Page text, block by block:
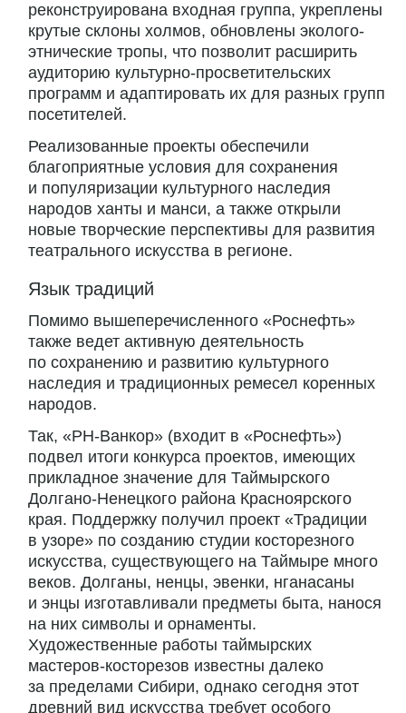
реконструирована входная группа, укреплены
крутые склоны холмов, обновлены эколого-
этнические тропы, что позволит расширить
аудиторию культурно-просветительских
программ и адаптировать их для разных групп
посетителей.
Реализованные проекты обеспечили
благоприятные условия для сохранения
и популяризации культурного наследия
народов ханты и манси, а также открыли
новые творческие перспективы для развития
театрального искусства в регионе.
Язык традиций
Помимо вышеперечисленного «Роснефть»
также ведет активную деятельность
по сохранению и развитию культурного
наследия и традиционных ремесел коренных
народов.
Так, «РН-Ванкор» (входит в «Роснефть»)
подвел итоги конкурса проектов, имеющих
прикладное значение для Таймырского
Долгано-Ненецкого района Красноярского
края. Поддержку получил проект «Традиции
в узоре» по созданию студии косторезного
искусства, существующего на Таймыре много
веков. Долганы, ненцы, эвенки, нганасаны
и энцы изготавливали предметы быта, нанося
на них символы и орнаменты.
Художественные работы таймырских
мастеров-косторезов известны далеко
за пределами Сибири, однако сегодня этот
древний вид искусства требует особого